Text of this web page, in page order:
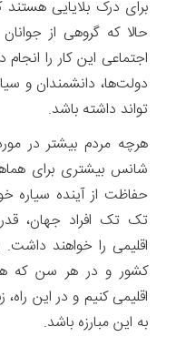
برای درک بلایایی
حالا که گروهی از
اجتماعی این کار را
دولت‌ها، دانشمندان و
تواند داشته باشد.
هرچه مردم بیشتر در
شانس بیشتری برای
حفاظت از آینده
تک تک افراد جهان،
اقلیمی را خواهند
کشور و در هر سن که
اقلیمی کنیم و در این راه،
به این مبارزه باشد.